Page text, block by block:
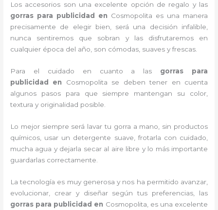
Los accesorios son una excelente opción de regalo y las
gorras para publicidad
en Cosmopolita es una manera
precisamente de elegir bien, será una decisión infalible,
nunca sentiremos que sobran y las disfrutaremos en
cualquier época del año, son cómodas, suaves y frescas.
Para el cuidado en cuanto a las gorras para
publicidad
en Cosmopolita
se deben tener en cuenta
algunos pasos para que siempre mantengan su color,
textura y originalidad posible.
Lo mejor siempre será lavar tu gorra a mano, sin productos
químicos, usar un detergente suave, frotarla con cuidado,
mucha agua y dejarla secar al aire libre y lo más importante
guardarlas correctamente.
La tecnología es muy generosa y nos ha permitido avanzar,
evolucionar, crear y diseñar según tus preferencias, las
gorras para publicidad en Cosmopolita, es una excelente